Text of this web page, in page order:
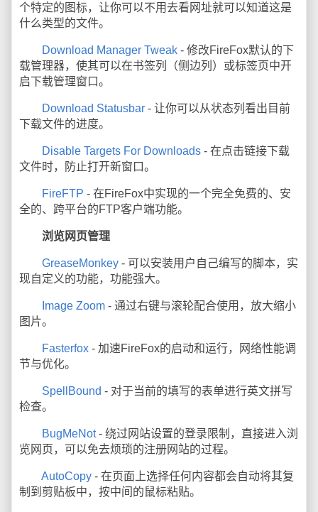
个特定的图标，让你可以不用去看网址就可以知道这是
什么类型的文件。
Download Manager Tweak - 修改FireFox默认的下
载管理器，使其可以在书签列（侧边列）或标签页中开
启下载管理窗口。
Download Statusbar - 让你可以从状态列看出目前
下载文件的进度。
Disable Targets For Downloads - 在点击链接下载
文件时，防止打开新窗口。
FireFTP - 在FireFox中实现的一个完全免费的、安
全的、跨平台的FTP客户端功能。
浏览网页管理
GreaseMonkey - 可以安装用户自己编写的脚本，实
现自定义的功能，功能强大。
Image Zoom - 通过右键与滚轮配合使用，放大缩小
图片。
Fasterfox - 加速FireFox的启动和运行，网络性能调
节与优化。
SpellBound - 对于当前的填写的表单进行英文拼写
检查。
BugMeNot- 绕过网站设置的登录限制，直接进入浏
览网页，可以免去烦琐的注册网站的过程。
AutoCopy - 在页面上选择任何内容都会自动将其复
制到剪贴板中，按中间的鼠标粘贴。